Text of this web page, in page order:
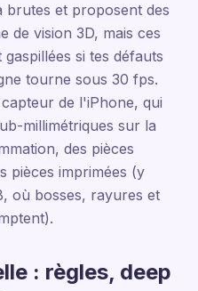
brutes et proposent des
de vision 3D, mais ces
si tes défauts
tourne sous 30 fps.
de l'iPhone, qui
millimétriques sur la
des pièces
pièces imprimées (y
où bosses, rayures et
: règles, deep